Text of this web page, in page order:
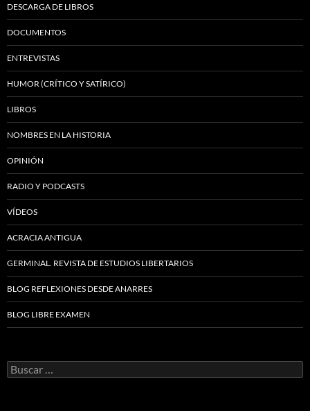
DESCARGA DE LIBROS
DOCUMENTOS
ENTREVISTAS
HUMOR (CRÍTICO Y SATÍRICO)
LIBROS
NOMBRES EN LA HISTORIA
OPINIÓN
RADIO Y PODCASTS
VÍDEOS
ACRACIA ANTIGUA
GERMINAL. REVISTA DE ESTUDIOS LIBERTARIOS
BLOG REFLEXIONES DESDE ANARRES
BLOG LIBRE EXAMEN
Buscar: